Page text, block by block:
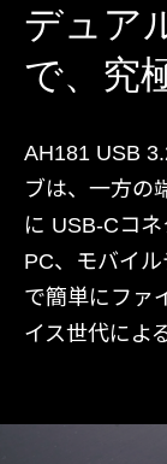
デュア
で、究
AH181 USB
ブは、一方の
に USB-Cコ
PC、モバイ
で簡単にファ
イス世代によ